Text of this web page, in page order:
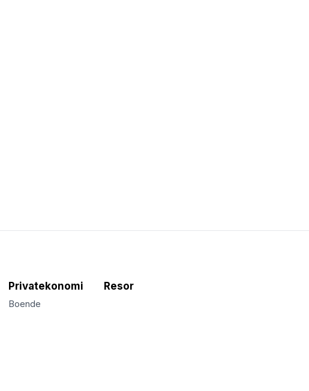
Privatekonomi
Boende
Resor